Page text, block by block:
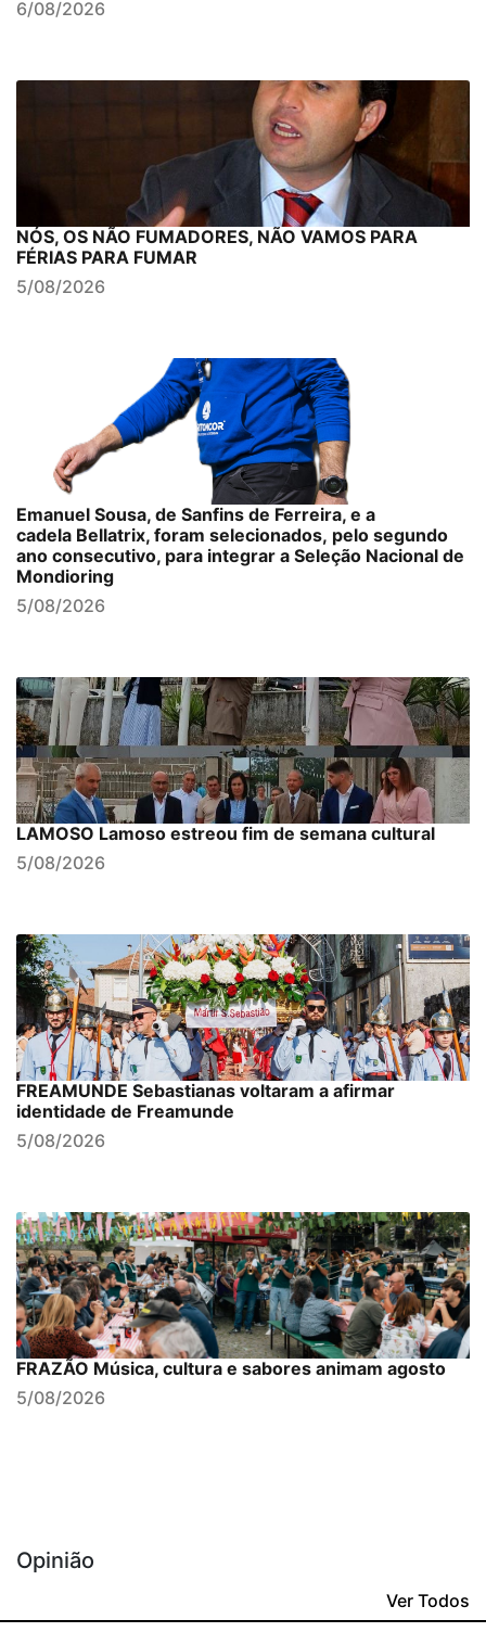
6/08/2026
NÓS, OS NÃO FUMADORES, NÃO VAMOS PARA
FÉRIAS PARA FUMAR
5/08/2026
Emanuel Sousa, de Sanfins de Ferreira, e a
cadela Bellatrix, foram selecionados, pelo segundo
ano consecutivo, para integrar a Seleção Nacional de
Mondioring
5/08/2026
LAMOSO Lamoso estreou fim de semana cultural
5/08/2026
FREAMUNDE Sebastianas voltaram a afirmar
identidade de Freamunde
5/08/2026
FRAZÃO Música, cultura e sabores animam agosto
5/08/2026
Opinião
Ver Todos